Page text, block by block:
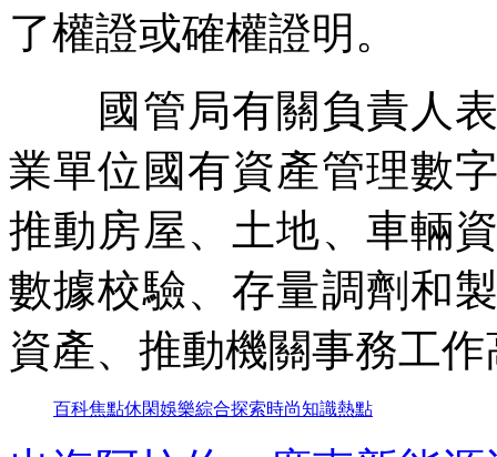
了權證或確權證明。
國管局有關負責人表
業單位國有資產管理數
推動房屋、土地、車輛
數據校驗、存量調劑和
資產、推動機關事務工
百科焦點休閑娛樂綜合探索時尚知識熱點